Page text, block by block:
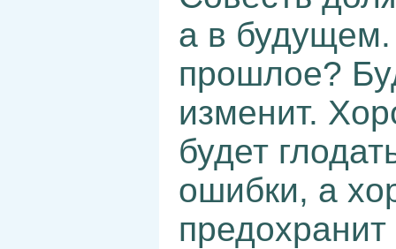
а в будущем.
прошлое?
изменит.
будет
ошибки, а